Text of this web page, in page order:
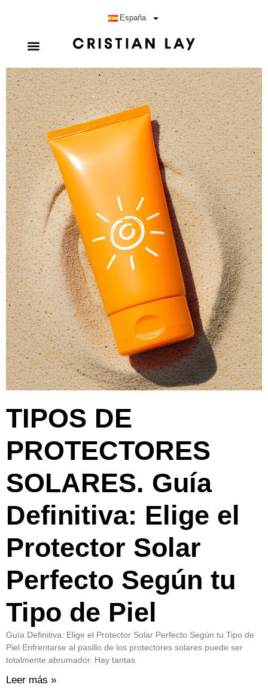
España
TIPOS DE
PROTECTORES
SOLARES. Guía
Definitiva: Elige el
Protector Solar
Perfecto Según tu
Tipo de Piel
Guía Definitiva: Elige el Protector Solar Perfecto Según tu Tipo de
Piel Enfrentarse al pasillo de los protectores solares puede ser
totalmente abrumador. Hay tantas
Leer más »